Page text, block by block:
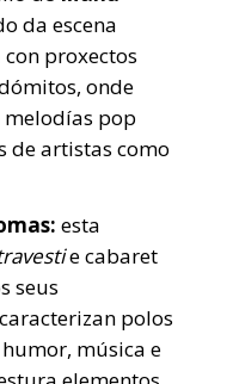
da escena
proxectos
onde
pop
de artistas como
esta
e cabaret
seus
polos
música e